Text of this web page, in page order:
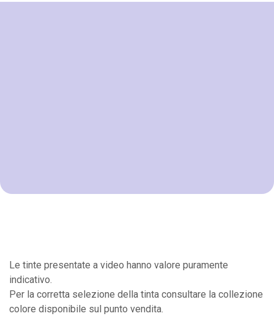
Le tinte presentate a video hanno valore puramente
indicativo.
Per la corretta selezione della tinta consultare la collezione
colore disponibile sul punto vendita.